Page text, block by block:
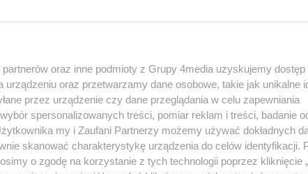
oraz inne podmioty z Grupy 4media uzyskujemy dostęp
urządzeniu oraz przetwarzamy dane osobowe, takie jak unikalne
przez urządzenie czy dane przeglądania w celu zapewniania
spersonalizowanych treści, pomiar reklam i treści, badanie
my i Zaufani Partnerzy możemy używać dokładnych
skanować charakterystykę urządzenia do celów identyfikacji.
o zgodę na korzystanie z tych technologii poprzez kliknięcie